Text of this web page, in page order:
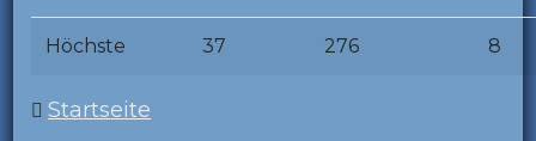
Höchste 37 276 8
Startseite